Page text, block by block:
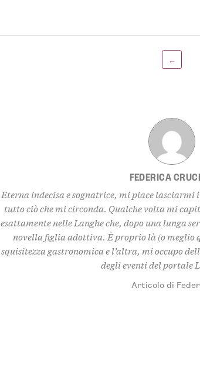
←
FEDERICA
Eterna indecisa e sognatrice, mi piace
tutto ciò che mi circonda. Qualche volta mi
esattamente nelle Langhe che, dopo una lunga
novella figlia adottiva. È proprio là (o meglio
squisitezza gastronomica e l’altra, mi occupo
degli eventi del portale
Articolo di